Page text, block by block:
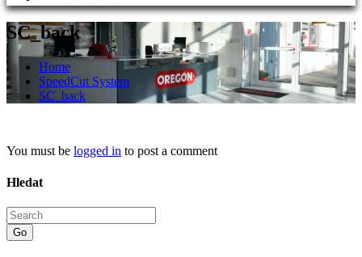
SC_back
Home
SpeedCut Systém
SC_back
You must be logged in to post a comment
Hledat
Go